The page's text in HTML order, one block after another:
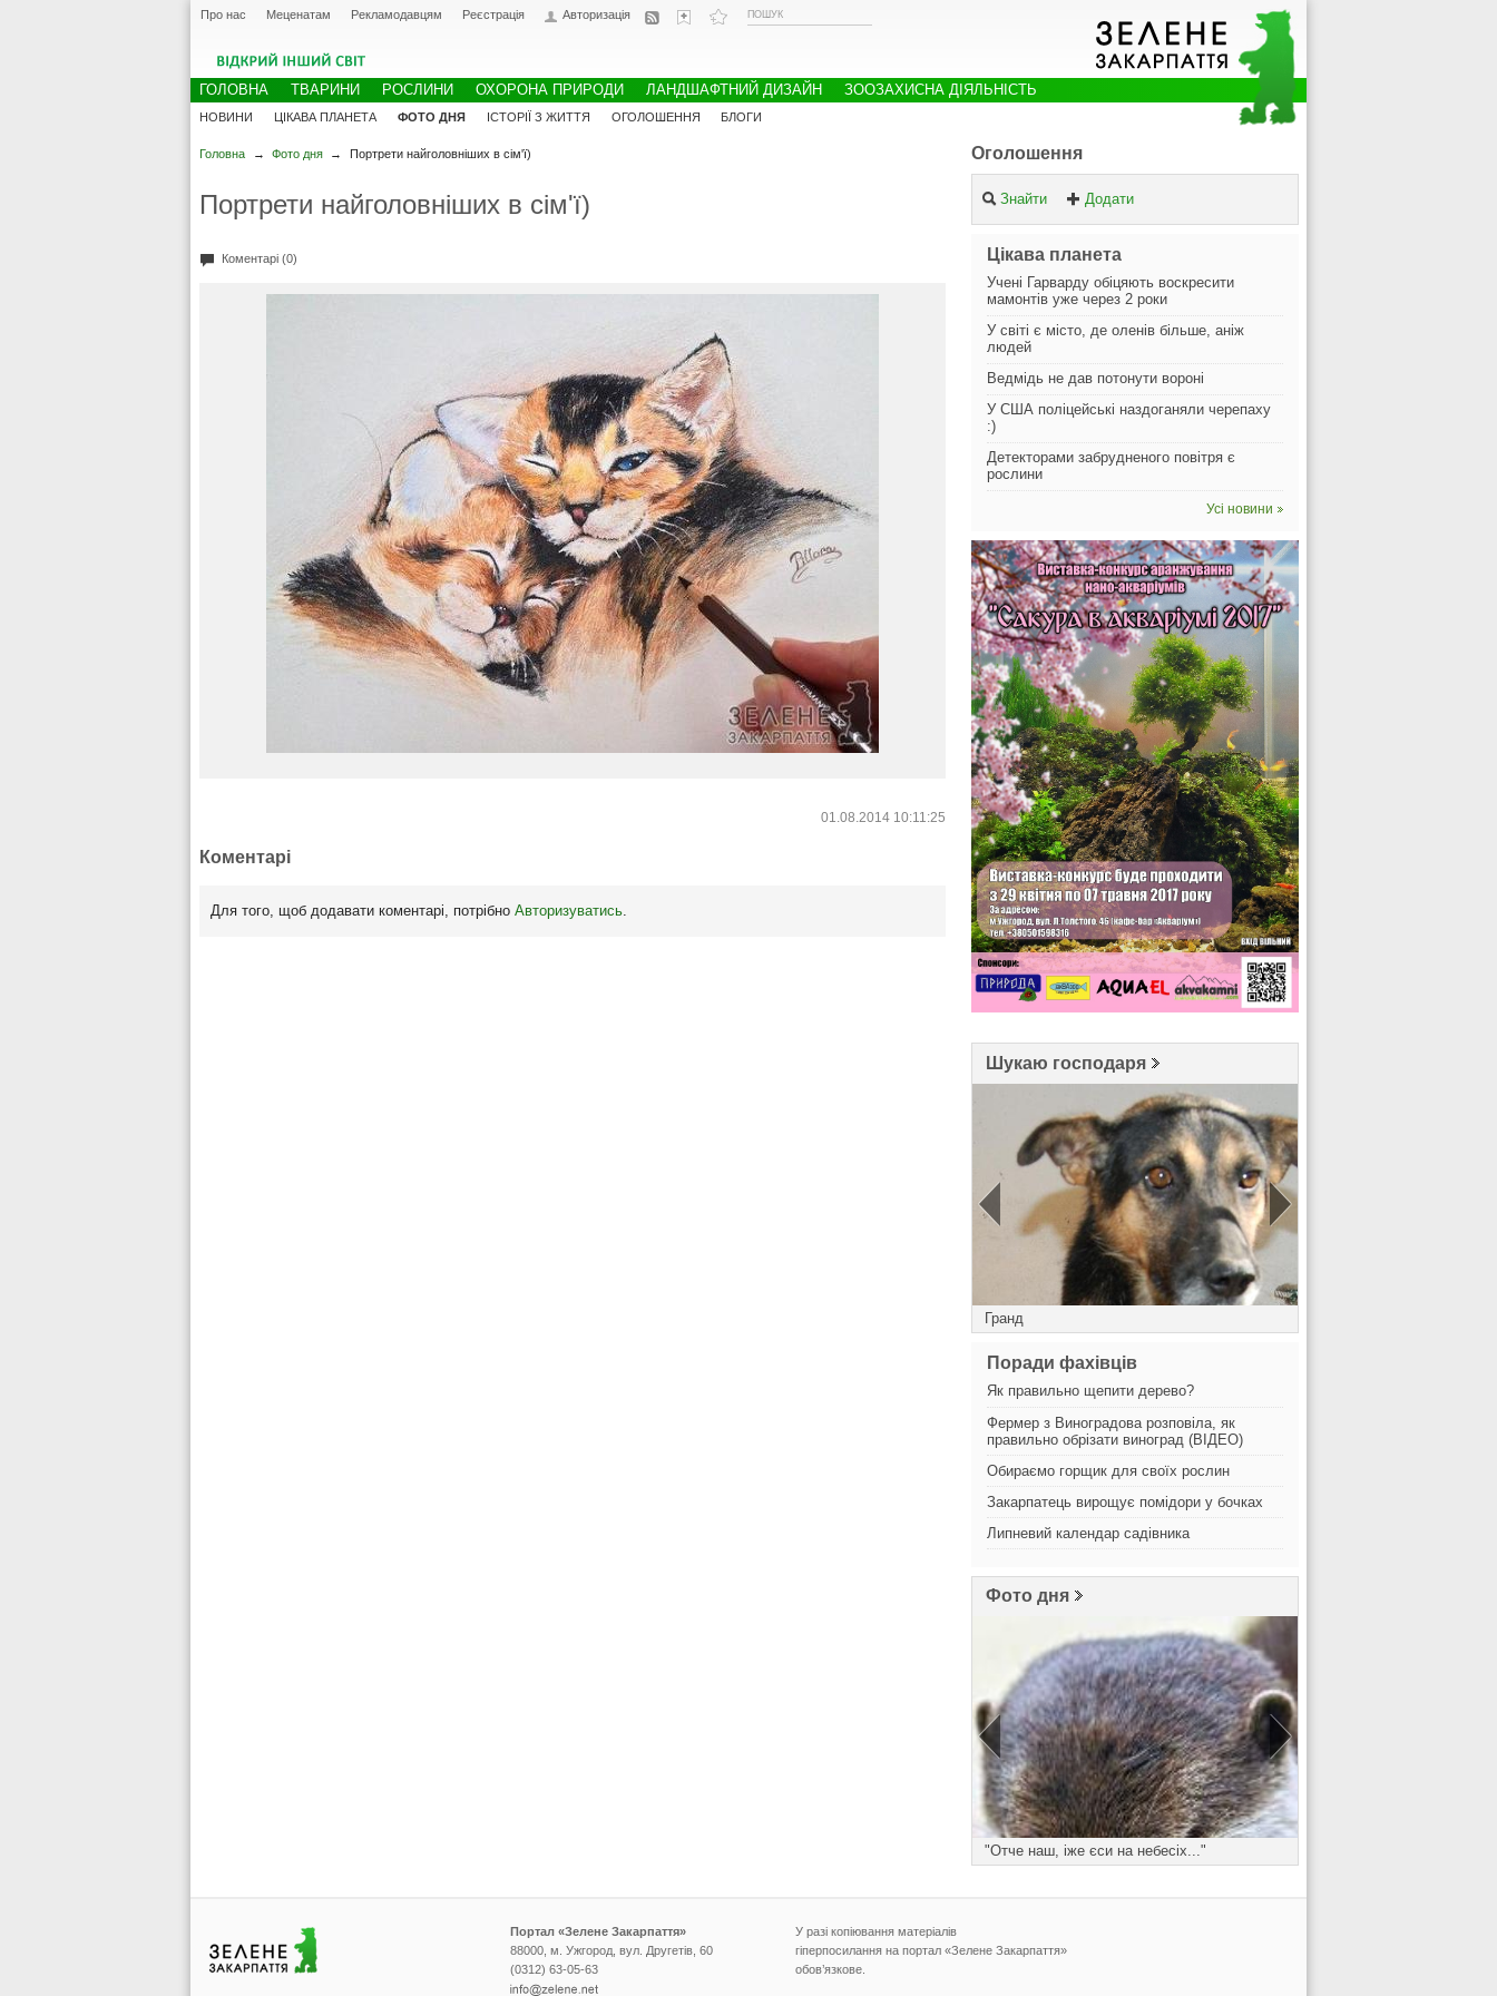
Головна → Фото дня → Портрети найголовніших в сім'ї)
Портрети найголовніших в сім'ї)
Коментарі (0)
01.08.2014 10:11:25
Коментарі
Для того, щоб додавати коментарі, потрібноАвторизуватись.
Оголошення
Знайти Додати
Цікава планета
Учені Гарварду обіцяють воскресити
мамонтів уже через 2 роки
У світі є місто, де оленів більше, аніж
людей
Ведмідь не дав потонути вороні
У США поліцейські наздоганяли черепаху
:)
Детекторами забрудненого повітря є
рослини
Усі новини
Шукаю господаря
Гранд
Поради фахівців
Як правильно щепити дерево?
Фермер з Виноградова розповіла, як
правильно обрізати виноград (ВІДЕО)
Обираємо горщик для своїх рослин
Закарпатець вирощує помідори у бочках
Липневий календар садівника
Фото дня
"Отче наш, іже єси на небесіх..."
Про нас Меценатам Рекламодавцям Реєстрація Авторизація
ГОЛОВНА ТВАРИНИ РОСЛИНИ ОХОРОНА ПРИРОДИ ЛАНДШАФТНИЙ ДИЗАЙН ЗООЗАХИСНА ДІЯЛЬНІСТЬ
НОВИНИ ЦІКАВА ПЛАНЕТА ФОТО ДНЯ ІСТОРІЇ З ЖИТТЯ ОГОЛОШЕННЯ БЛОГИ
Портал «Зелене Закарпаття»
88000, м. Ужгород, вул. Другетів, 60
(0312) 63-05-63
У разі копіювання матеріалів
гіперпосилання на портал «Зелене Закарпаття»
обов’язкове.